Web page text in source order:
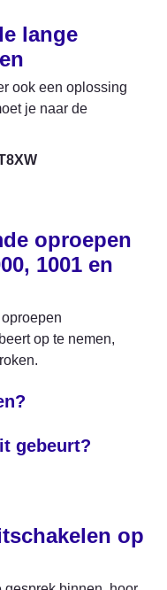
lange
ook een oplossing
je naar de
oproepen
1001 en
op te nemen,
gebeurt?
op